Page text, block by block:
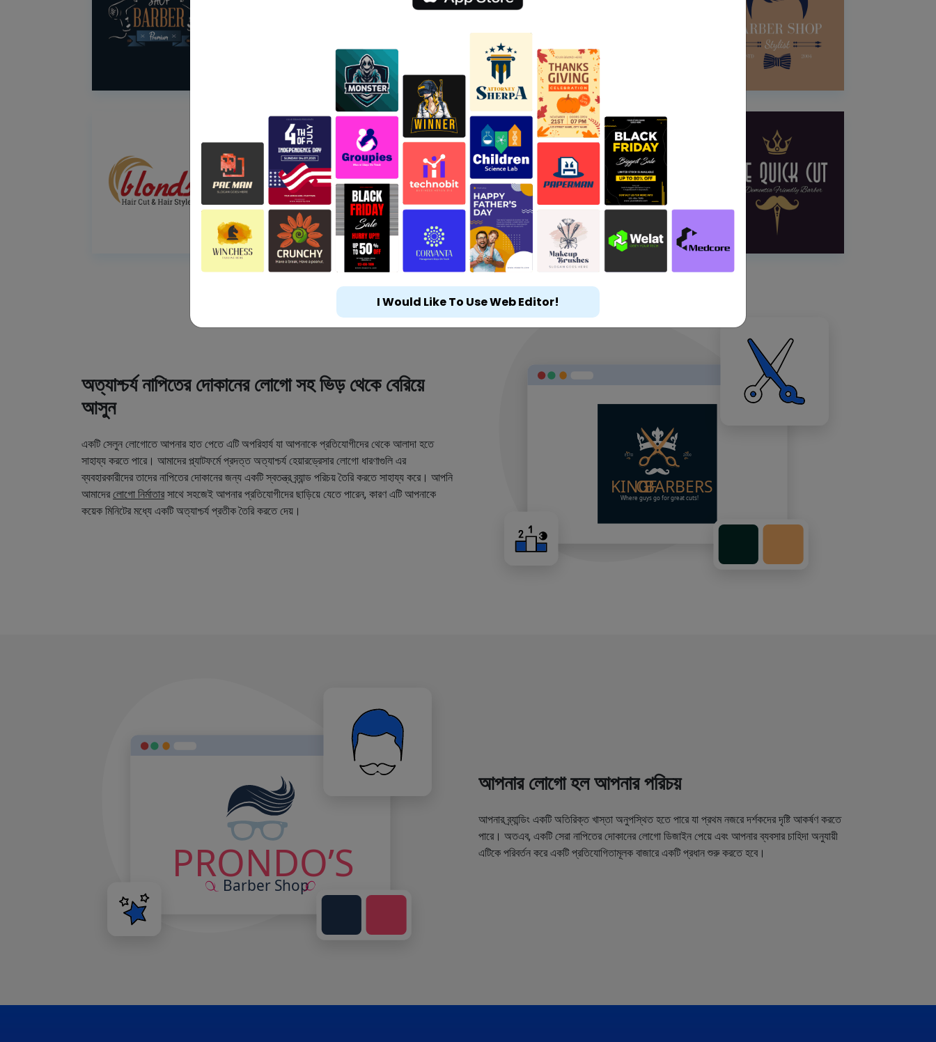
অত্যাশ্চর্য নাপিতের দোকানের লোগো সহ ভিড় থেকে বেরিয়ে
আসুন
একটি সেলুন লোগোতে আপনার হাত পেতে এটি অপরিহার্য যা আপনাকে প্রতিযোগীদের থেকে আলাদা হতে
সাহায্য করতে পারে। আমাদের প্ল্যাটফর্মে প্রদত্ত অত্যাশ্চর্য হেয়ারড্রেসার লোগো ধারণাগুলি এর
ব্যবহারকারীদের তাদের নাপিতের দোকানের জন্য একটি স্বতন্ত্র ব্র্যান্ড পরিচয় তৈরি করতে সাহায্য করে। আপনি
আমাদেরলোগো নির্মাতারসাথে সহজেই আপনার প্রতিযোগীদের ছাড়িয়ে যেতে পারেন, কারণ এটি আপনাকে
কয়েক মিনিটের মধ্যে একটি অত্যাশ্চর্য প্রতীক তৈরি করতে দেয়।
আপনার লোগো হল আপনার পরিচয়
আপনার ব্র্যান্ডিং একটি অতিরিক্ত খাস্তা অনুপস্থিত হতে পারে যা প্রথম নজরে দর্শকদের দৃষ্টি আকর্ষণ করতে
পারে। অতএব, একটি সেরা নাপিতের দোকানের লোগো ডিজাইন পেয়ে এবং আপনার ব্যবসার চাহিদা অনুযায়ী
এটিকে পরিবর্তন করে একটি প্রতিযোগিতামূলক বাজারে একটি প্রধান শুরু করতে হবে।
I Would Like To Use Web Editor!